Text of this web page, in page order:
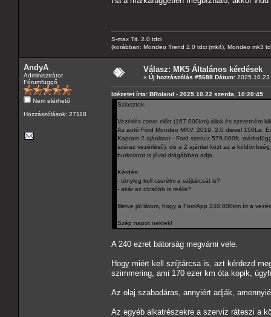
S-max Tit. 2.0 tdci
(korábban: Mondeo Trend 2.0 tdci (mk4), Mondeo mk3
AndyA
Adminisztrátor
Fórumfüggő
Nem elérhető
Hozzászólások: 27118
Válasz: MK5 Általános kérdések
« Új hozzászólás #5688 Dátum: 2025.10.23
Idézetet írta: BRoland - 2025.10.22 szerda, 10:20:45
Sziasztok,
Vezérlés csere előtt (167.000km) állok és szeretném
Az autó Ford Mondeo MKV, 2019, 2.0 diesel 150Le,
Kaptam 2 ajánlatot - Ford szervíz 579.000ft,
száraz vezérlésű), de a 2 ajánlat közt az a
burkolatot is jóval drágábban adja.
Kérdés:
- tényleg kell cserélni a szíjtárcsát is?
- akár az olcsóbb is reális?
Illetve jól látom, hogy a FordApp 240.000km írt a
Szép napot nektek!
A 240 ezret bátorság megvárni vele.
Hogy miért kell szíjtárcsa is, azt kérdezd
szimmering, ami 170 ezer km óta kopik,
Az olaj szabadáras, annyiért adják,
Az egyéb alkatrészekre a szerviz ráteszi a